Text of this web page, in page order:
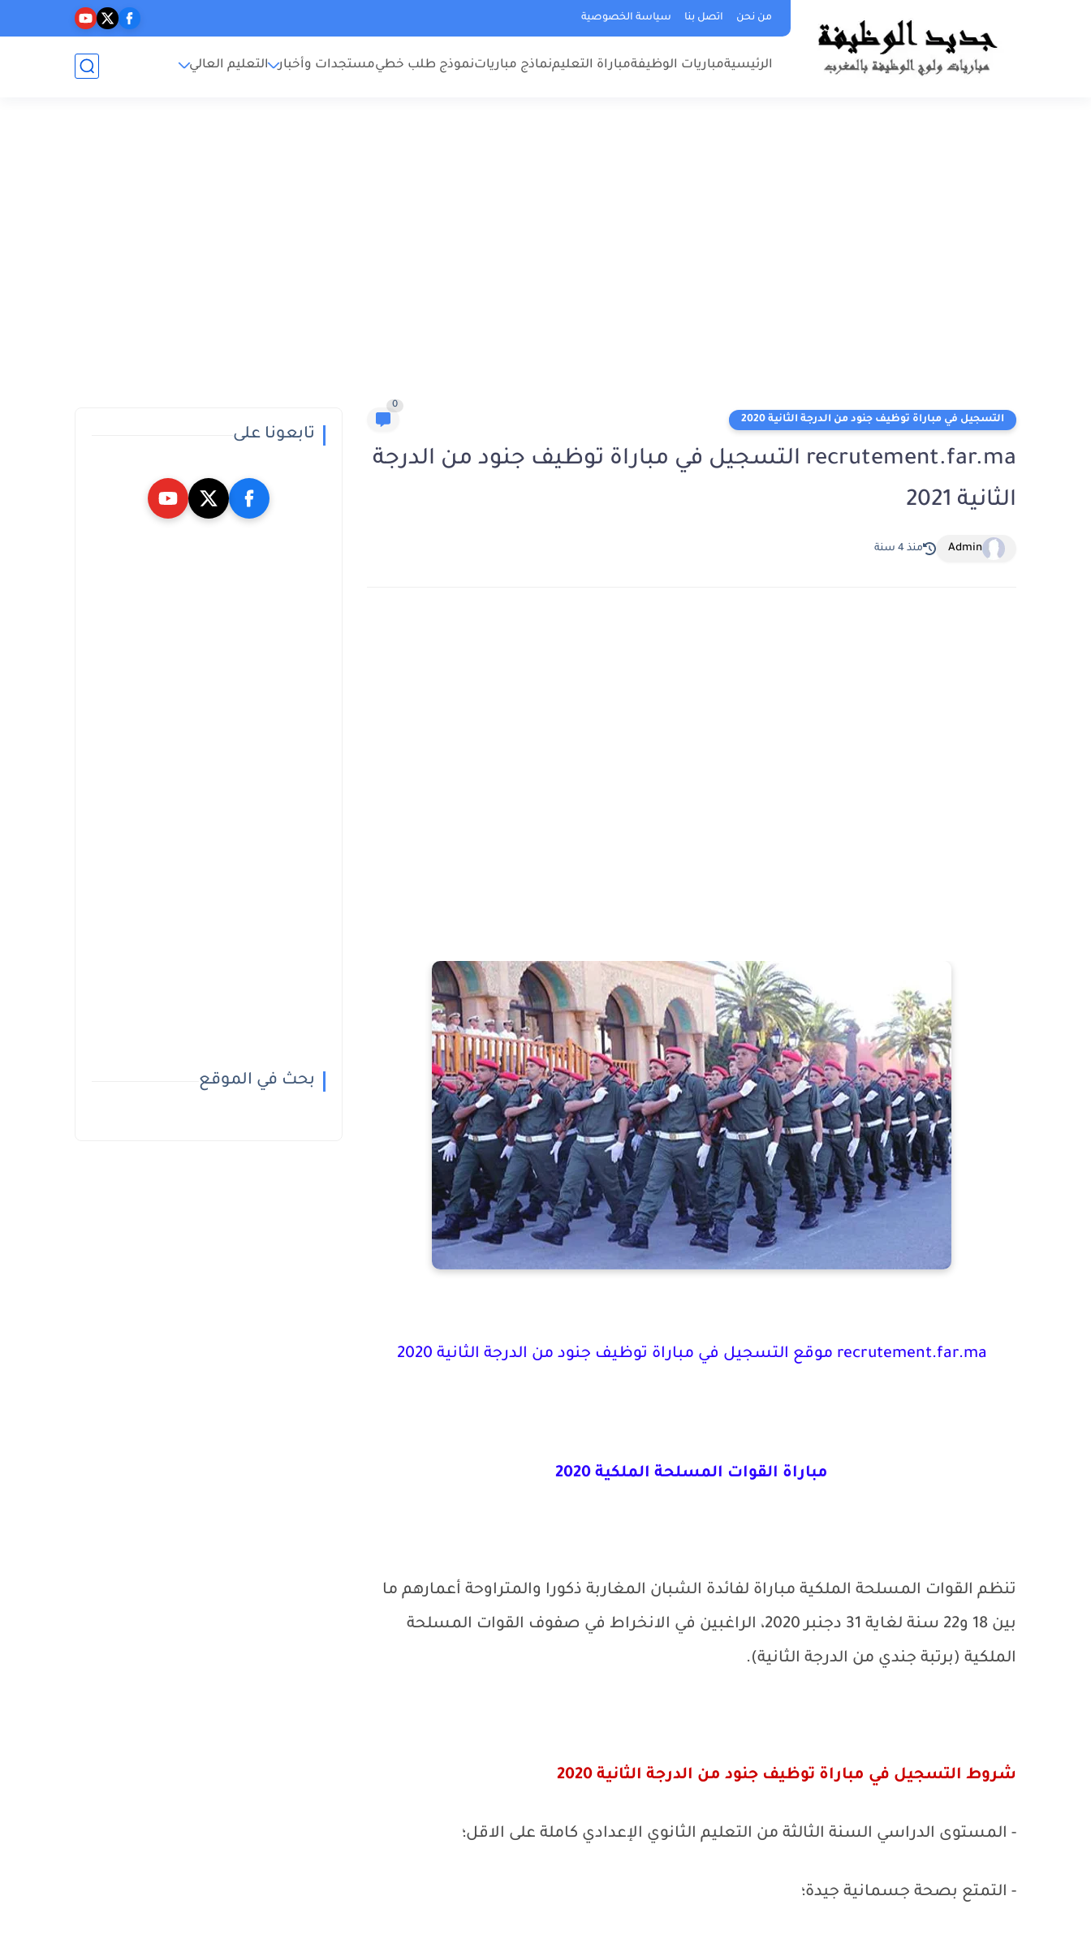
من نحن اتصل بنا سياسة الخصوصية
الرئيسيةمباريات الوظيفةمباراة التعليمنماذج مبارياتنموذج طلب خطيمستجدات وأخبار التعليم العالي
التسجيل في مباراة توظيف جنود من الدرجة الثانية 2020
0
recrutement.far.ma التسجيل في مباراة توظيف جنود من الدرجة
الثانية 2021
Admin منذ 4 سنة
recrutement.far.ma موقع التسجيل في مباراة توظيف جنود من الدرجة الثانية 2020
مباراة القوات المسلحة الملكية 2020
تنظم القوات المسلحة الملكية مباراة لفائدة الشبان المغاربة ذكورا والمتراوحة أعمارهم ما
بين 18 و22 سنة لغاية 31 دجنبر 2020، الراغبين في الانخراط في صفوف القوات المسلحة
الملكية (برتبة جندي من الدرجة الثانية).
شروط التسجيل في مباراة توظيف جنود من الدرجة الثانية 2020
- المستوى الدراسي السنة الثالثة من التعليم الثانوي الإعدادي كاملة على الاقل؛
- التمتع بصحة جسمانية جيدة؛
تابعونا على
بحث في الموقع